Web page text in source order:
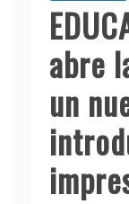
abre
un